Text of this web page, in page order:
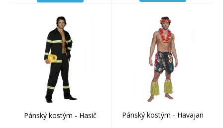
Pánský kostým - Hasič Pánský kostým - Havajan